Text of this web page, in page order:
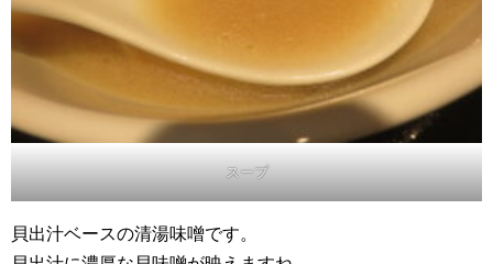
スープ
貝出汁ベースの清湯味噌です。